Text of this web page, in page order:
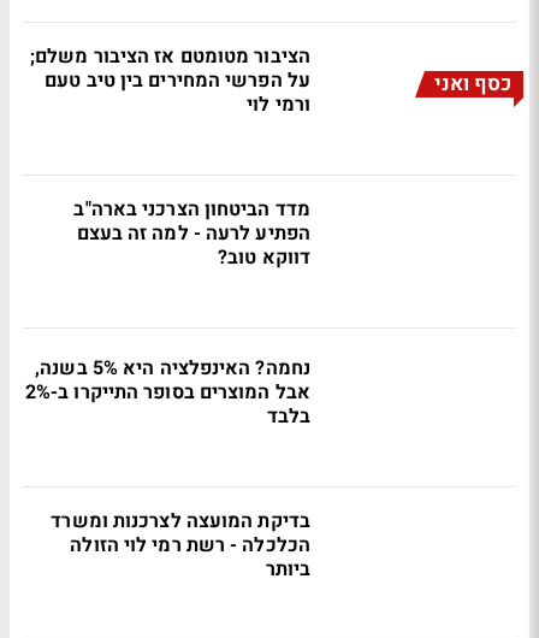
כסף ואני
הציבור מטומטם אז הציבור משלם;
על הפרשי המחירים בין טיב טעם
ורמי לוי
מדד הביטחון הצרכני בארה"ב
הפתיע לרעה - למה זה בעצם
דווקא טוב?
נחמה? האינפלציה היא 5% בשנה,
אבל המוצרים בסופר התייקרו ב-2%
בלבד
בדיקת המועצה לצרכנות ומשרד
הכלכלה - רשת רמי לוי הזולה
ביותר